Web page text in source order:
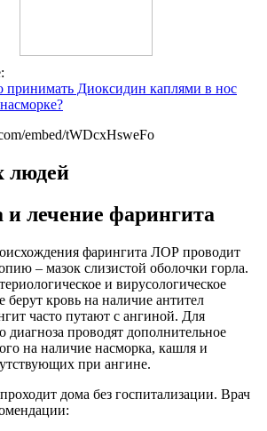
принимать Диоксидин каплями в нос
embed/tWDcxHsweFo
людей
и лечение фарингита
фарингита ЛОР проводит
– мазок слизистой оболочки горла.
и вирусологическое
берут кровь на наличие антител
часто путают с ангиной. Для
диагноза проводят дополнительное
на наличие насморка, кашля и
при ангине.
дома без госпитализации. Врач